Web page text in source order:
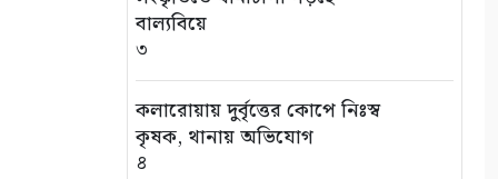
বাল্যবিয়ে
৩
কলারোয়ায় দুর্বৃত্তের কোপে নিঃস্ব
কৃষক, থানায় অভিযোগ
৪